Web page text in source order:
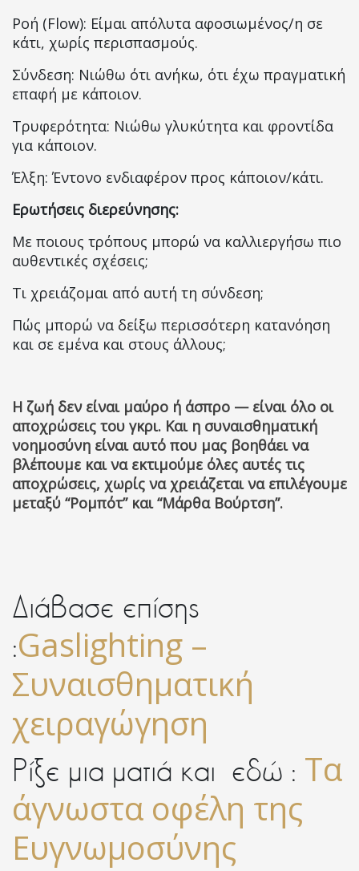
Ροή (Flow): Είμαι απόλυτα αφοσιωμένος/η σε
κάτι, χωρίς περισπασμούς.
Σύνδεση: Νιώθω ότι ανήκω, ότι έχω πραγματική
επαφή με κάποιον.
Τρυφερότητα: Νιώθω γλυκύτητα και φροντίδα
για κάποιον.
Έλξη: Έντονο ενδιαφέρον προς κάποιον/κάτι.
Ερωτήσεις διερεύνησης:
Με ποιους τρόπους μπορώ να καλλιεργήσω πιο
αυθεντικές σχέσεις;
Τι χρειάζομαι από αυτή τη σύνδεση;
Πώς μπορώ να δείξω περισσότερη κατανόηση
και σε εμένα και στους άλλους;
Η ζωή δεν είναι μαύρο ή άσπρο — είναι όλο οι
αποχρώσεις του γκρι. Και η συναισθηματική
νοημοσύνη είναι αυτό που μας βοηθάει να
βλέπουμε και να εκτιμούμε όλες αυτές τις
αποχρώσεις, χωρίς να χρειάζεται να επιλέγουμε
μεταξύ “Ρομπότ”και “Μάρθα Βούρτση”.
Διάβασε επίσης
:Gaslighting –
Συναισθηματική
χειραγώγηση
Ρίξε μια ματιά και εδώ : Τα
άγνωστα οφέλη της
Ευγνωμοσύνης